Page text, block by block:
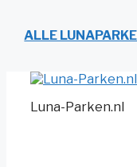
ALLE
Luna-Parken.nl